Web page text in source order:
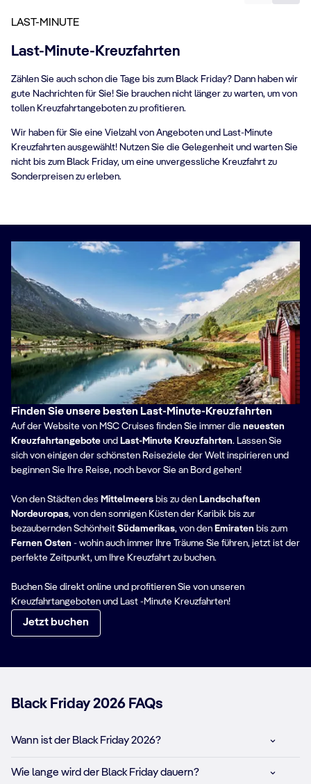
LAST-MINUTE
Last-Minute-Kreuzfahrten
Zählen Sie auch schon die Tage bis zum Black Friday? Dann haben wir
gute Nachrichten für Sie! Sie brauchen nicht länger zu warten, um von
tollen Kreuzfahrtangeboten zu profitieren.
Wir haben für Sie eine Vielzahl von Angeboten und Last-Minute
Kreuzfahrten ausgewählt! Nutzen Sie die Gelegenheit und warten Sie
nicht bis zum Black Friday, um eine unvergessliche Kreuzfahrt zu
Sonderpreisen zu erleben.
Finden Sie unsere besten Last-Minute-Kreuzfahrten
Auf der Website von MSC Cruises finden Sie immer die neuesten
Kreuzfahrtangebote und Last-Minute Kreuzfahrten. Lassen Sie
sich von einigen der schönsten Reiseziele der Welt inspirieren und
beginnen Sie Ihre Reise, noch bevor Sie an Bord gehen!
Von den Städten des Mittelmeers bis zu den Landschaften
Nordeuropas, von den sonnigen Küsten der Karibik bis zur
bezaubernden Schönheit Südamerikas, von den Emiraten bis zum
Fernen Osten - wohin auch immer Ihre Träume Sie führen, jetzt ist der
perfekte Zeitpunkt, um Ihre Kreuzfahrt zu buchen.
Buchen Sie direkt online und profitieren Sie von unseren
Kreuzfahrtangeboten und Last -Minute Kreuzfahrten!
Jetzt buchen
Black Friday 2026 FAQs
Wann ist der Black Friday 2026?
Wie lange wird der Black Friday dauern?